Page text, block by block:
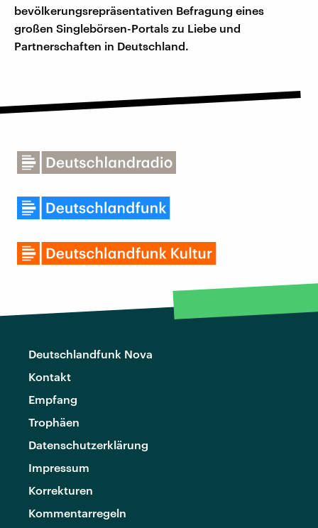
bevölkerungsrepräsentativen Befragung eines
großen Singlebörsen-Portals zu Liebe und
Partnerschaften in Deutschland.
Deutschlandfunk Nova
Kontakt
Empfang
Trophäen
Datenschutzerklärung
Impressum
Korrekturen
Kommentarregeln